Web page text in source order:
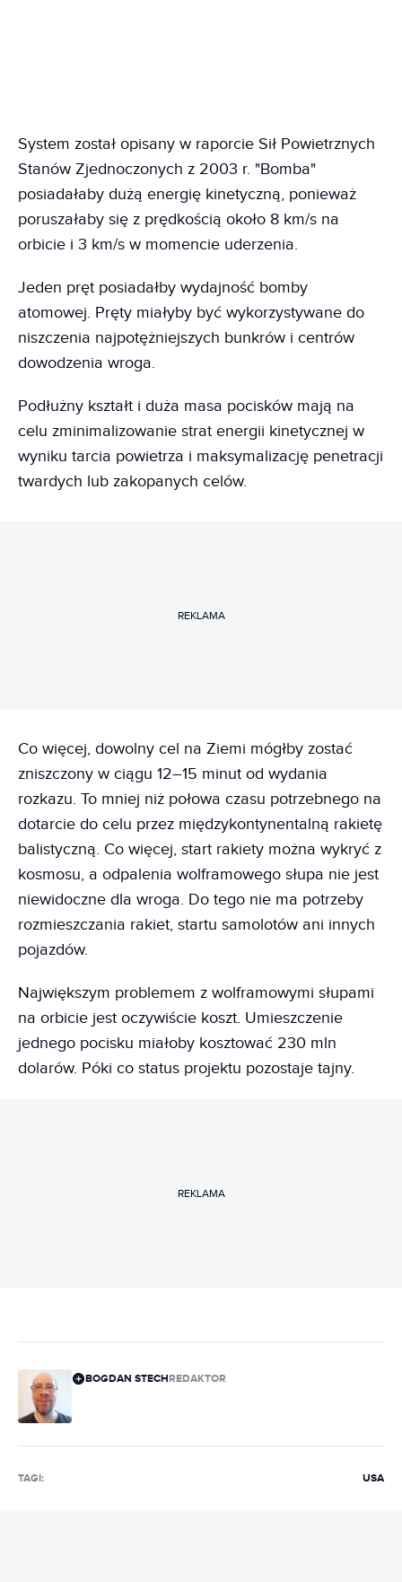
System został opisany w raporcie Sił Powietrznych
Stanów Zjednoczonych z 2003 r. "Bomba"
posiadałaby dużą energię kinetyczną, ponieważ
poruszałaby się z prędkością około 8 km/s na
orbicie i 3 km/s w momencie uderzenia.
Jeden pręt posiadałby wydajność bomby
atomowej. Pręty miałyby być wykorzystywane do
niszczenia najpotężniejszych bunkrów i centrów
dowodzenia wroga.
Podłużny kształt i duża masa pocisków mają na
celu zminimalizowanie strat energii kinetycznej w
wyniku tarcia powietrza i maksymalizację penetracji
twardych lub zakopanych celów.
REKLAMA
Co więcej, dowolny cel na Ziemi mógłby zostać
zniszczony w ciągu 12–15 minut od wydania
rozkazu. To mniej niż połowa czasu potrzebnego na
dotarcie do celu przez międzykontynentalną rakietę
balistyczną. Co więcej, start rakiety można wykryć z
kosmosu, a odpalenia wolframowego słupa nie jest
niewidoczne dla wroga. Do tego nie ma potrzeby
rozmieszczania rakiet, startu samolotów ani innych
pojazdów.
Największym problemem z wolframowymi słupami
na orbicie jest oczywiście koszt. Umieszczenie
jednego pocisku miałoby kosztować 230 mln
dolarów. Póki co status projektu pozostaje tajny.
REKLAMA
BOGDAN STECHREDAKTOR
TAGI: USA